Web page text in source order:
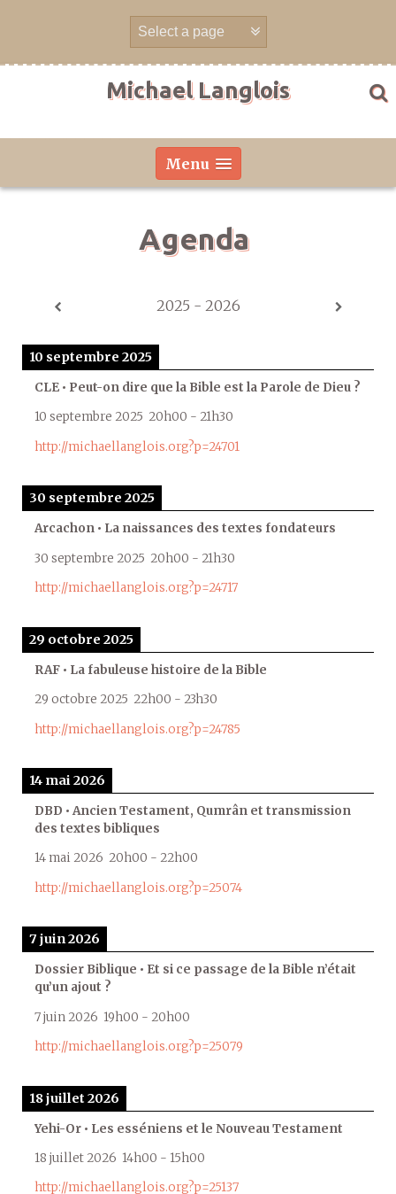
Michael Langlois
Menu
Agenda
2025 - 2026
10 septembre 2025
CLE • Peut-on dire que la Bible est la Parole de Dieu ?
10 septembre 2025 20h00 - 21h30
http://michaellanglois.org?p=24701
30 septembre 2025
Arcachon • La naissances des textes fondateurs
30 septembre 2025 20h00 - 21h30
http://michaellanglois.org?p=24717
29 octobre 2025
RAF • La fabuleuse histoire de la Bible
29 octobre 2025 22h00 - 23h30
http://michaellanglois.org?p=24785
14 mai 2026
DBD • Ancien Testament, Qumrân et transmission
des textes bibliques
14 mai 2026 20h00 - 22h00
http://michaellanglois.org?p=25074
7 juin 2026
Dossier Biblique • Et si ce passage de la Bible n’était
qu’un ajout ?
7 juin 2026 19h00 - 20h00
http://michaellanglois.org?p=25079
18 juillet 2026
Yehi-Or • Les esséniens et le Nouveau Testament
18 juillet 2026 14h00 - 15h00
http://michaellanglois.org?p=25137